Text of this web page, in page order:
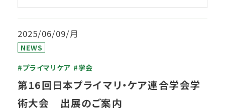
2025/06/09/月
NEWS
#プライマリケア #学会
第16回日本プライマリ・ケア連合学会学
術大会 出展のご案内